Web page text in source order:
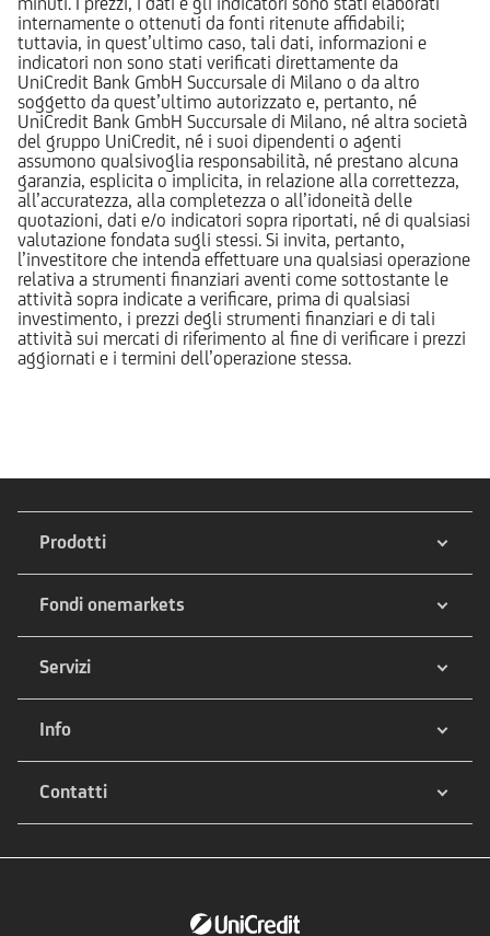
internamente o ottenuti da fonti ritenute affidabili;
tuttavia, in quest’ultimo caso, tali dati, informazioni e
indicatori non sono stati verificati direttamente da
UniCredit Bank GmbH Succursale di Milano o da altro
soggetto da quest’ultimo autorizzato e, pertanto, né
UniCredit Bank GmbH Succursale di Milano, né altra società
del gruppo UniCredit, né i suoi dipendenti o agenti
assumono qualsivoglia responsabilità, né prestano alcuna
garanzia, esplicita o implicita, in relazione alla correttezza,
all’accuratezza, alla completezza o all’idoneità delle
quotazioni, dati e/o indicatori sopra riportati, né di qualsiasi
valutazione fondata sugli stessi. Si invita, pertanto,
l’investitore che intenda effettuare una qualsiasi operazione
relativa a strumenti finanziari aventi come sottostante le
attività sopra indicate a verificare, prima di qualsiasi
investimento, i prezzi degli strumenti finanziari e di tali
attività sui mercati di riferimento al fine di verificare i prezzi
aggiornati e i termini dell’operazione stessa.
Prodotti
Fondi onemarkets
Servizi
Info
Contatti